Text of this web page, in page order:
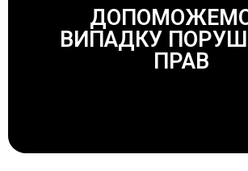
ВИПАДКУ
ПРАВ
ЗАВЖДИ